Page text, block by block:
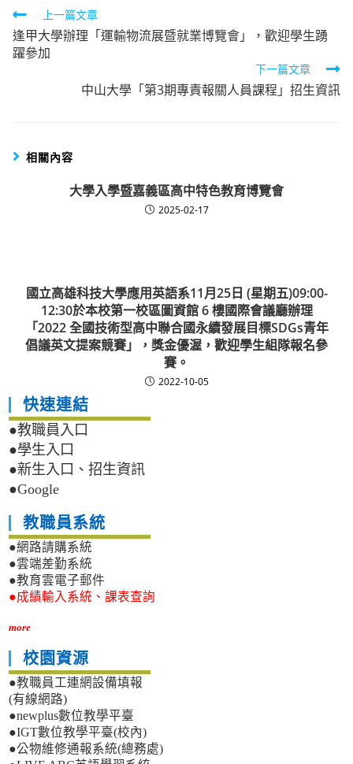
Read
more
articles
上一篇文章
逢甲大學辦理「運輸物流展暨就業博覽會」，歡迎學生踴
躍參加
下一篇文章
中山大學「第3期專責報關人員課程」招生資訊
相關內容
大學入學暨嘉義區高中特色教育博覽會
2025-02-17
國立高雄科技大學應用英語系11月25日 (星期五)09:00-
12:30於本校第一校區圖資館 6 樓國際會議廳辦理
「2022 全國技術型高中聯合國永續發展目標SDGs青年
倡議英文提案競賽」，獎金優渥，歡迎學生組隊報名參
賽。
2022-10-05
快速連結
●教職員入口
●學生入口
●新生入口、招生資訊
●Google
教職員系統
●網路請購系統
●雲端差勤系統
●教育雲電子郵件
●成績輸入系統、課表查詢
more
校園資源
●教職員工連網設備填報
(有線網路)
●newplus數位教學平臺
●IGT數位教學平臺(校內)
●公物維修通報系統(總務處)